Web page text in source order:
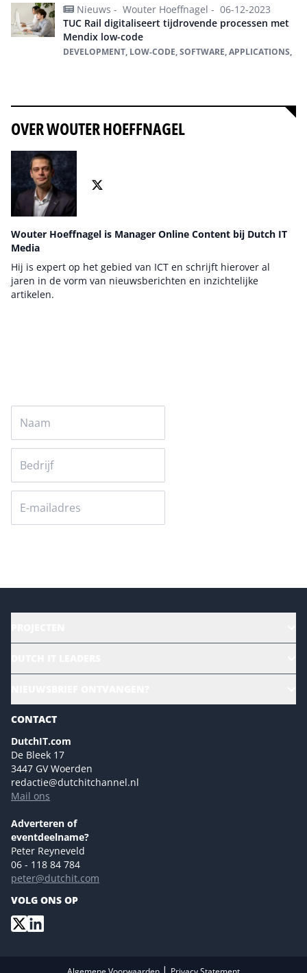
Nieuws - Wouter Hoeffnagel - 06-12-2023
TUC Rail digitaliseert tijdrovende processen met
Mendix low-code
DEVELOPMENT, LOW-CODE, SOFTWARE, APPLICATIONS,
OVER WOUTER HOEFFNAGEL
Wouter Hoeffnagel is Manager Online Content bij Dutch IT
Media
Hij is expert op het gebied van ICT en schrijft hierover al
jaren in de vorm van nieuwsberichten en inzichtelijke
artikelen.
Sustainability | Green IT
Marketing- en contentmogelijkheden 2026
Events- en sponsormogelijkheden 2026
Ons team
Colofon
Tip de redactie
Versturen
CONTACT
DutchIT.com
De Bleek 17
3447 GV Woerden
redactie@dutchitchannel.nl
Mail ons
Adverteren of
eventdeelname?
Peter Reyneveld
06 - 118 84 784
peter@dutchit.com
VOLG ONS OP